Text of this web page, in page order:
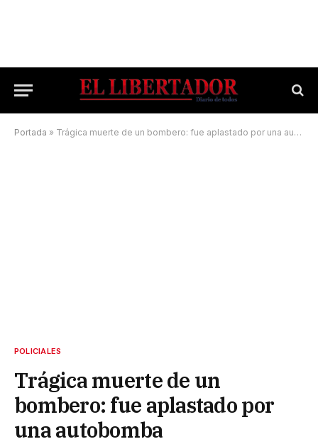
Portada » Trágica muerte de un bombero: fue aplastado por una autobomba
POLICIALES
Trágica muerte de un
bombero: fue aplastado por
una autobomba